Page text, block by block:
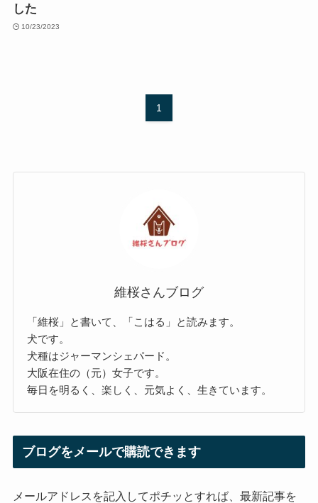
した
10/23/2023
1
維桜さんブログ
「維桜」と書いて、「こはる」と読みます。
犬です。
犬種はジャーマンシェパード。
大阪在住の（元）女子です。
毎日を明るく、楽しく、元気よく、生きています。
ブログをメールで購読できます
メールアドレスを記入してポチッとすれば、最新記事を